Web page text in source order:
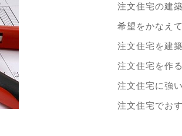
注文住宅の建
希望をかなえ
注文住宅を建
注文住宅を作
注文住宅に強
注文住宅でお